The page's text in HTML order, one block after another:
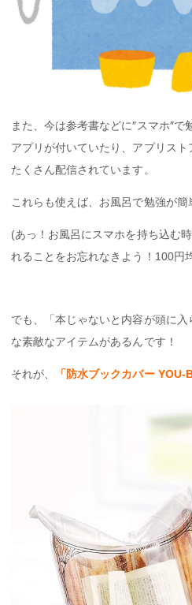
また、今は参考書などに″スマホ″
アプリが付いていたり、アプリス
たくさん配信されています。
これらも使えば、お風呂で勉強が簡
(あっ！お風呂にスマホを持ち込む
れることをお忘れなきよう！100円
でも、「本じゃないと内容が頭に
な素敵なアイテムがあるんです！
それが、 「防水ブックカバー YOU-